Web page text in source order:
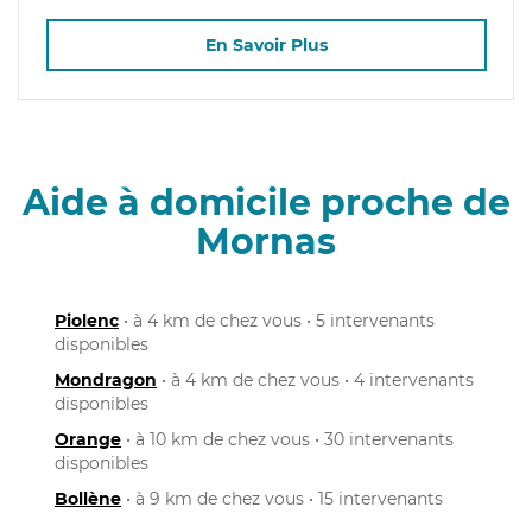
En Savoir Plus
Aide à domicile proche de
Mornas
Piolenc • à 4 km de chez vous • 5 intervenants
disponibles
Mondragon • à 4 km de chez vous • 4 intervenants
disponibles
Orange • à 10 km de chez vous • 30 intervenants
disponibles
Bollène • à 9 km de chez vous • 15 intervenants